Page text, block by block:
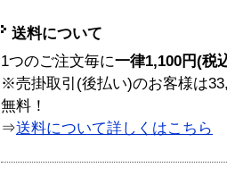
送料について
1つのご注文毎に一律1,100円(税
※売掛取引(後払い)のお客様は
無料！
⇒送料について詳しくはこちら